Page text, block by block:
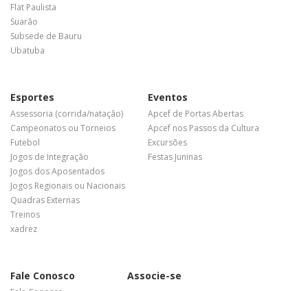
Flat Paulista
Suarão
Subsede de Bauru
Ubatuba
Esportes
Assessoria (corrida/natação)
Campeonatos ou Torneios
Futebol
Jogos de Integração
Jogos dos Aposentados
Jogos Regionais ou Nacionais
Quadras Externas
Treinos
xadrez
Eventos
Apcef de Portas Abertas
Apcef nos Passos da Cultura
Excursões
Festas Juninas
Fale Conosco Associe-se